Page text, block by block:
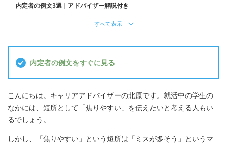
内定者の例文3選｜アドバイザー解説付き
すべて表示
内定者の例文をすぐに見る
こんにちは。キャリアアドバイザーの北原です。就活中の学生の
なかには、短所として「焦りやすい」を伝えたいと考える人もい
るでしょう。
しかし、「焦りやすい」という短所は「ミスが多そう」というマ